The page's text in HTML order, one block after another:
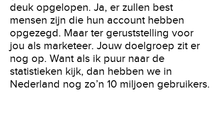
deuk opgelopen. Ja, er zullen best
mensen zijn die hun account hebben
opgezegd. Maar ter geruststelling voor
jou als marketeer. Jouw doelgroep zit er
nog op. Want als ik puur naar de
statistieken kijk, dan hebben we in
Nederland nog zo’n 10 miljoen gebruikers.